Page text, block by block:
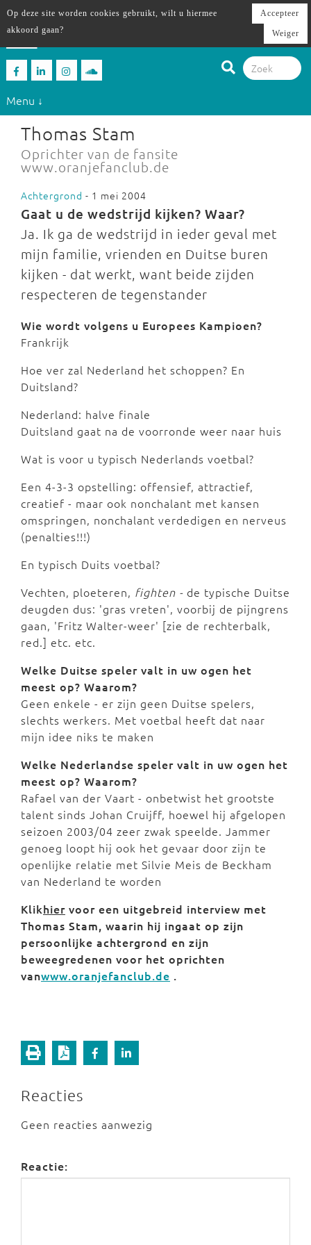
Menu ↓
Thomas Stam
Oprichter van de fansite
www.oranjefanclub.de
Achtergrond - 1 mei 2004
Gaat u de wedstrijd kijken? Waar?
Ja. Ik ga de wedstrijd in ieder geval met
mijn familie, vrienden en Duitse buren
kijken - dat werkt, want beide zijden
respecteren de tegenstander
Wie wordt volgens u Europees Kampioen?
Frankrijk
Hoe ver zal Nederland het schoppen? En
Duitsland?
Nederland: halve finale
Duitsland gaat na de voorronde weer naar huis
Wat is voor u typisch Nederlands voetbal?
Een 4-3-3 opstelling: offensief, attractief,
creatief - maar ook nonchalant met kansen
omspringen, nonchalant verdedigen en nerveus
(penalties!!!)
En typisch Duits voetbal?
Vechten, ploeteren, fighten - de typische Duitse
deugden dus: 'gras vreten', voorbij de pijngrens
gaan, 'Fritz Walter-weer' [zie de rechterbalk,
red.] etc. etc.
Welke Duitse speler valt in uw ogen het
meest op? Waarom?
Geen enkele - er zijn geen Duitse spelers,
slechts werkers. Met voetbal heeft dat naar
mijn idee niks te maken
Welke Nederlandse speler valt in uw ogen het
meest op? Waarom?
Rafael van der Vaart - onbetwist het grootste
talent sinds Johan Cruijff, hoewel hij afgelopen
seizoen 2003/04 zeer zwak speelde. Jammer
genoeg loopt hij ook het gevaar door zijn te
openlijke relatie met Silvie Meis de Beckham
van Nederland te worden
Klikhier voor een uitgebreid interview met
Thomas Stam, waarin hij ingaat op zijn
persoonlijke achtergrond en zijn
beweegredenen voor het oprichten
vanwww.oranjefanclub.de .
Reacties
Geen reacties aanwezig
Reactie:
Op deze site worden cookies gebruikt, wilt u hiermee
akkoord gaan?
Accepteer
Weiger